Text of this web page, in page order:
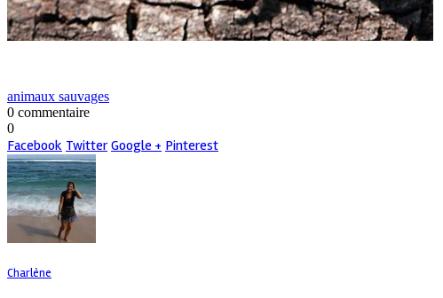
animaux sauvages
0 commentaire
0
Facebook Twitter Google + Pinterest
Charlène